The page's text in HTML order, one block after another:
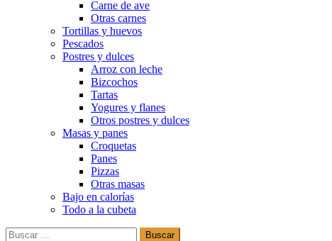
Carne de ave
Otras carnes
Tortillas y huevos
Pescados
Postres y dulces
Arroz con leche
Bizcochos
Tartas
Yogures y flanes
Otros postres y dulces
Masas y panes
Croquetas
Panes
Pizzas
Otras masas
Bajo en calorías
Todo a la cubeta
Buscar: